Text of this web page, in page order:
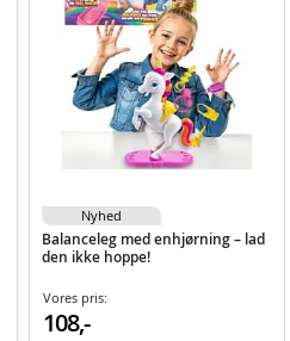
Balanceleg med enhjørning – lad
den ikke hoppe!
Vores pris:
108,-
Nyhed